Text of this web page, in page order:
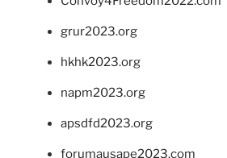
grur2023.org
hkhk2023.org
napm2023.org
apsdfd2023.org
forumausape2023.com